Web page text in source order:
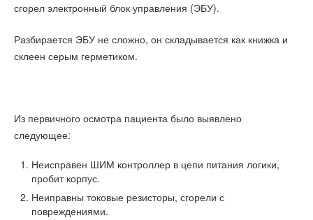
сгорел электронный блок управления (ЭБУ).
Разбирается ЭБУ не сложно, он складывается как книжка и
склеен серым герметиком.
Из первичного осмотра пациента было выявлено
следующее:
Неисправен ШИМ контроллер в цепи питания логики,
пробит корпус.
Неиправны токовые резисторы, сгорели с
повреждениями.